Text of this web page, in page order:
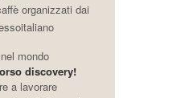
organizzati dai
mondo
discovery!
a lavorare